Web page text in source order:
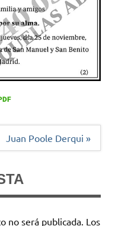
Juan Poole Derqui »
no será publicada. Los